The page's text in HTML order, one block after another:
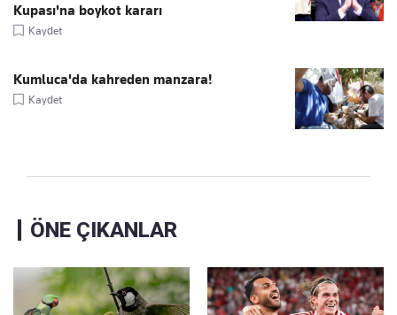
Kupası'na boykot kararı
Kaydet
Kumluca'da kahreden manzara!
Kaydet
ÖNE ÇIKANLAR